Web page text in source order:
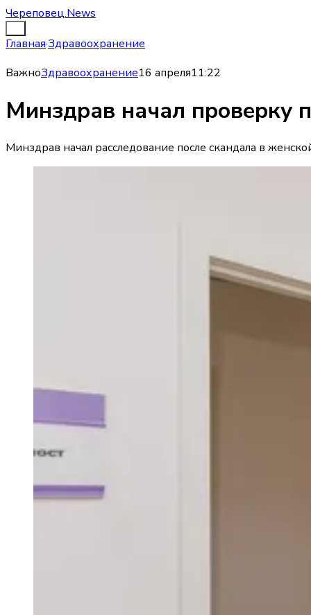
Череповец.News
Главная·Здравоохранение
ВажноЗдравоохранение16 апреля11:22
Минздрав начал проверку
Минздрав начал расследование после скандала в